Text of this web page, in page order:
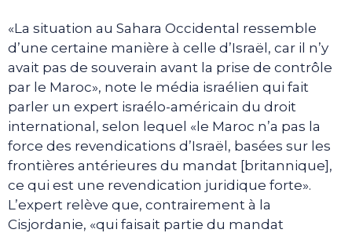
«La situation au Sahara Occidental ressemble
d’une certaine manière à celle d’Israël, car il n’y
avait pas de souverain avant la prise de contrôle
par le Maroc», note le média israélien qui fait
parler un expert israélo-américain du droit
international, selon lequel «le Maroc n’a pas la
force des revendications d’Israël, basées sur les
frontières antérieures du mandat [britannique],
ce qui est une revendication juridique forte».
L’expert relève que, contrairement à la
Cisjordanie, «qui faisait partie du mandat